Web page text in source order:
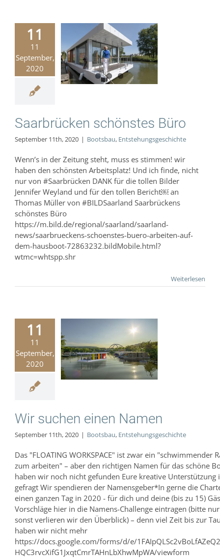
11
11
September,
2020
Büro
Saarbrücken schönstes Büro
September 11th, 2020 | Bootsbau, Entstehungsgeschichte
Wenn’s in der Zeitung steht, muss es stimmen! wir
haben den schönsten Arbeitsplatz! Und ich finde, nicht
nur von #Saarbrücken DANK für die tollen Bilder
Jennifer Weyland und für den tollen Bericht￼ an
Thomas Müller von #BILDSaarland Saarbrückens
schönstes Büro
https://m.bild.de/regional/saarland/saarland-
news/saarbrueckens-schoenstes-buero-arbeiten-auf-
dem-hausboot-72863232.bildMobile.html?
wtmc=whtspp.shr
Weiterlesen
11
11
September,
2020
einen
Wir suchen einen Namen
September 11th, 2020 | Bootsbau, Entstehungsgeschichte
Das "FLOATING WORKSPACE" ist zwar ein "schwimmender
zum arbeiten" – aber den richtigen Namen für das schöne
haben wir noch nicht gefunden Eure kreative Unterstützung
gefragt Wir spendieren der Namensgeber*In gerne die
einen ganzen Tag in 2020 - für dich und deine (bis zu 15)
Vorschläge hier in die Namens-Challenge eintragen (bitte
sonst verlieren wir den Überblick) – denn viel Zeit bis zur
haben wir nicht mehr
https://docs.google.com/forms/d/e/
HQC3rvcXifG1JxqtCmrTAHnLbXhwMpWA/viewform